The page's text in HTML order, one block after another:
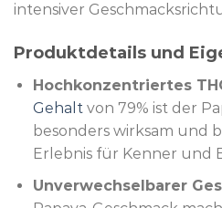
intensiver
Produktdetails und
Hochkonzentriertes
Gehaltvon 79% ist der
besonders wirksam und
Erlebnis für Kenner und
Unverwechselbarer